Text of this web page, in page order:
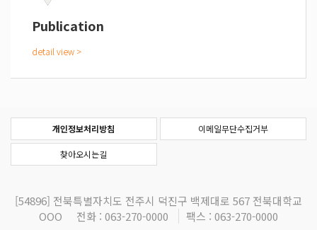
Publication
개인정보처리방침 이메일무단수집거부
찾아오시는길
[54896] 전북특별자치도 전주시 덕진구 백제대로 567 전북대학교
OOO
전화 : 063-270-0000
팩스 : 063-270-0000